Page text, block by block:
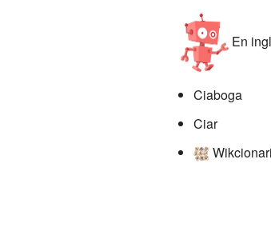
En
Ciaboga
Ciar